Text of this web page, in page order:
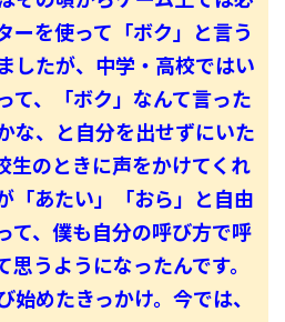
ーを使って「ボク」と言う
したが、中学・高校ではい
て、「ボク」なんて言った
な、と自分を出せずにいた
生のときに声をかけてくれ
「あたい」「おら」と自由
て、僕も自分の呼び方で呼
うようになったんです。
始めたきっかけ。今では、